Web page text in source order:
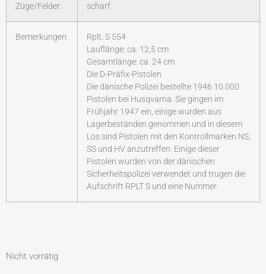
Züge/Felder:
scharf
Bemerkungen:
Rplt. S 554
Lauflänge: ca. 12,5 cm
Gesamtlänge: ca. 24 cm
Die D-Präfix-Pistolen
Die dänische Polizei bestellte 1946 10.000
Pistolen bei Husqvarna. Sie gingen im
Frühjahr 1947 ein, einige wurden aus
Lagerbeständen genommen und in diesem
Los sind Pistolen mit den Kontrollmarken NS,
SS und HV anzutreffen. Einige dieser
Pistolen wurden von der dänischen
Sicherheitspolizei verwendet und trugen die
Aufschrift RPLT S und eine Nummer.
Nicht vorrätig